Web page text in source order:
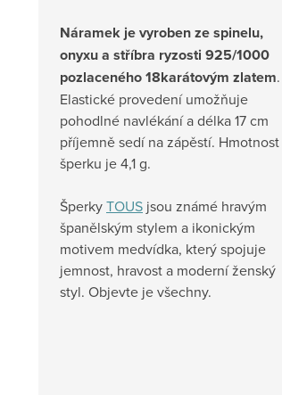
Náramek je vyroben ze spinelu,
onyxu a stříbra ryzosti 925/1000
pozlaceného 18karátovým zlatem.
Elastické provedení umožňuje
pohodlné navlékání a délka 17 cm
příjemně sedí na zápěstí. Hmotnost
šperku je 4,1 g.
ŠperkyTOUS jsou známé hravým
španělským stylem a ikonickým
motivem medvídka, který spojuje
jemnost, hravost a moderní ženský
styl. Objevte je všechny.